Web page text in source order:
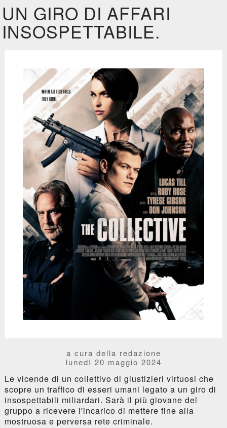
UN GIRO DI AFFARI
INSOSPETTABILE.
a cura della redazione
lunedì 20 maggio 2024
Le vicende di un collettivo di giustizieri virtuosi che
scopre un traffico di esseri umani legato a un giro di
insospettabili miliardari. Sarà il più giovane del
gruppo a ricevere l'incarico di mettere fine alla
mostruosa e perversa rete criminale.